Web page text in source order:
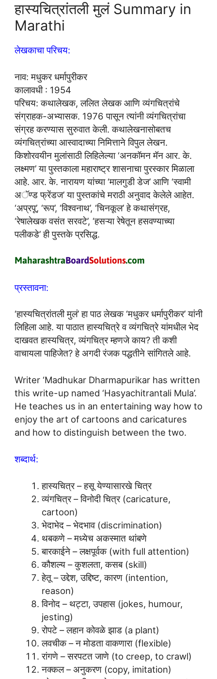
हास्यचित्रांतली मुलं Summary in
Marathi
लेखकाचा परिचय:
नाव: मधुकर धर्मापुरीकर
कालावधी : 1954
परिचय: कथालेखक, ललित लेखक आणि व्यंगचित्रांचे
संग्राहक-अभ्यासक. 1976 पासून त्यांनी व्यंगचित्रांचा
संग्रह करण्यास सुरुवात केली. कथालेखनासोबतच
व्यंगचित्रांच्या आस्वादाच्या निमित्ताने विपुल लेखन.
किशोरवयीन मुलांसाठी लिहिलेल्या ‘अनकॉमन मॅन आर. के.
लक्ष्मण’ या पुस्तकाला महाराष्ट्र शासनाचा पुरस्कार मिळाला
आहे. आर. के. नारायण यांच्या ‘मालगुडी डेज’ आणि ‘स्वामी
अॅण्ड फ्रेंडज’ या पुस्तकांचे मराठी अनुवाद केलेले आहेत.
‘अप्रपू’, ‘रूप’, ‘विश्वनाथ’, ‘चिनकूल’ हे कथासंग्रह,
‘रेषालेखक वसंत सरवटे’, ‘हसऱ्या रेषेतून हसवण्याच्या
पलीकडे’ ही पुस्तके प्रसिद्ध.
प्रस्तावना:
‘हास्यचित्रांतली मुलं’ हा पाठ लेखक ‘मधुकर धर्मापुरीकर’ यांनी
लिहिला आहे. या पाठात हास्यचित्रे व व्यंगचित्रे यांमधील भेद
दाखवत हास्यचित्र, व्यंगचित्र म्हणजे काय? ती कशी
वाचायला पाहिजेत? हे अगदी रंजक पद्धतीने सांगितले आहे.
Writer ‘Madhukar Dharmapurikar has written
this write-up named ‘Hasyachitrantali Mula’.
He teaches us in an entertaining way how to
enjoy the art of cartoons and caricatures
and how to distinguish between the two.
शब्दार्थ:
हास्यचित्र – हसू येण्यासारखे चित्र
व्यंगचित्र – विनोदी चित्र (caricature,
cartoon)
भेदाभेद – भेदभाव (discrimination)
थबकणे – मध्येच अकस्मात थांबणे
बारकाईने – लक्षपूर्वक (with full attention)
कौशल्य – कुशलता, कसब (skill)
हेतू – उद्देश, उद्दिष्ट, कारण (intention,
reason)
विनोद – थट्टा, उपहास (jokes, humour,
jesting)
रोपटे – लहान कोवळे झाड (a plant)
लवचीक – न मोडता वाकणारा (flexible)
रांगणे – सरपटत जाणे (to creep, to crawl)
नक्कल – अनुकरण (copy, imitation)